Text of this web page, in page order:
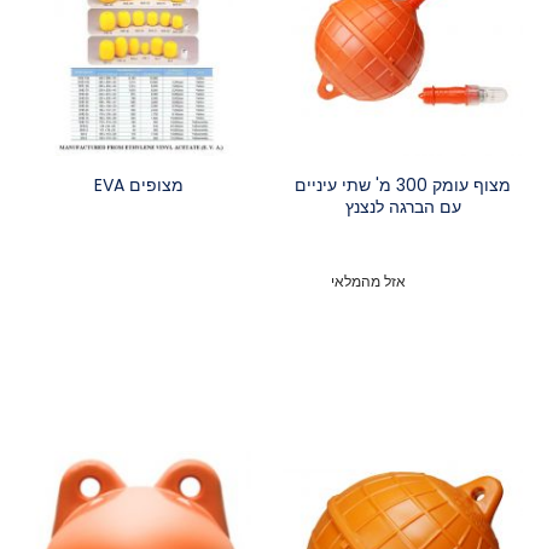
מצוף עומק 300 מ' שתי עיניים
עם הברגה לנצנץ
אזל מהמלאי
מצופים EVA